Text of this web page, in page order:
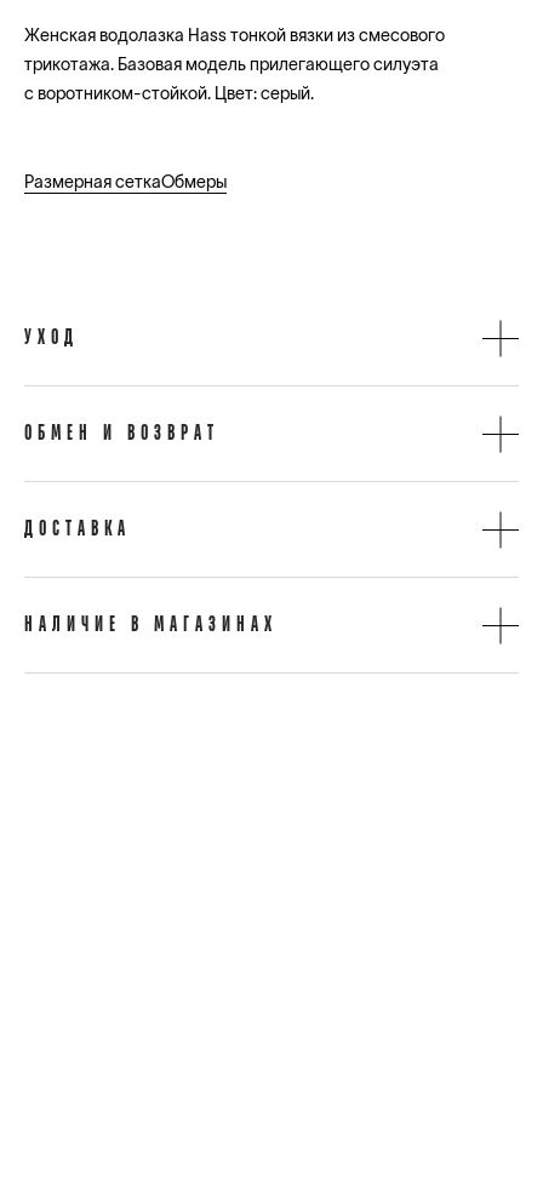
Женская водолазка Hass тонкой вязки из смесового
трикотажа. Базовая модель прилегающего силуэта
с воротником-стойкой. Цвет: серый.
Размерная сеткаОбмеры
УХОД
ОБМЕН И ВОЗВРАТ
ДОСТАВКА
НАЛИЧИЕ В МАГАЗИНАХ